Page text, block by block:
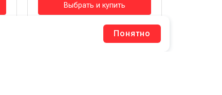
Понятно
Выбрать и купить